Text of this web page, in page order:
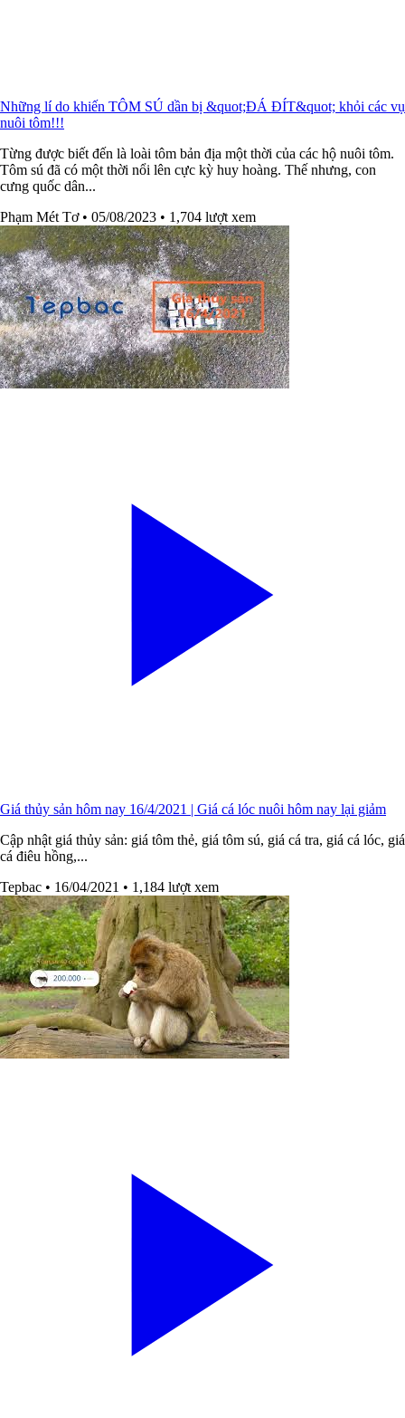
Những lí do khiến TÔM SÚ dần bị &quot;ĐÁ ĐÍT&quot; khỏi các vụ
nuôi tôm!!!
Từng được biết đến là loài tôm bản địa một thời của các hộ nuôi tôm.
Tôm sú đã có một thời nổi lên cực kỳ huy hoàng. Thế nhưng, con
cưng quốc dân...
Phạm Mét Tơ • 05/08/2023 • 1,704 lượt xem
Giá thủy sản hôm nay 16/4/2021 | Giá cá lóc nuôi hôm nay lại giảm
Cập nhật giá thủy sản: giá tôm thẻ, giá tôm sú, giá cá tra, giá cá lóc, giá
cá điêu hồng,...
Tepbac • 16/04/2021 • 1,184 lượt xem